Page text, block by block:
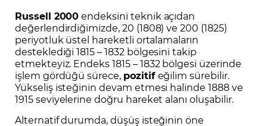
Russell 2000endeksini teknik açıdan
değerlendirdiğimizde, 20 (1808) ve 200 (1825)
periyotluk üstel hareketli ortalamaların
desteklediği 1815 – 1832 bölgesini takip
etmekteyiz. Endeks 1815 – 1832 bölgesi üzerinde
işlem gördüğü sürece, pozitifeğilim sürebilir.
Yükseliş isteğinin devam etmesi halinde 1888 ve
1915 seviyelerine doğru hareket alanı oluşabilir.
Alternatif durumda, düşüş isteğinin öne